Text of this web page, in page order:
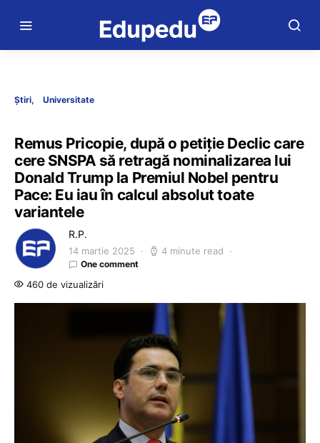
Știri Universitate
Remus Pricopie, după o petiție Declic care
cere SNSPA să retragă nominalizarea lui
Donald Trump la Premiul Nobel pentru
Pace: Eu iau în calcul absolut toate
variantele
R.P.
14 martie 2025 4 minute read
One comment
460 de vizualizări